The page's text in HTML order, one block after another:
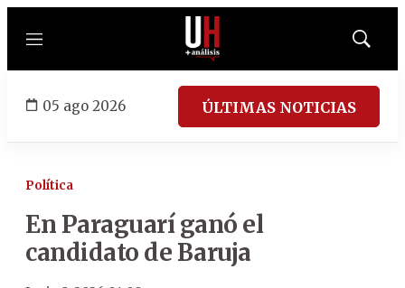
Menú
Mostrar
05 ago 2026 ÚLTIMAS NOTICIAS
Política
En Paraguarí ganó el
candidato de Baruja